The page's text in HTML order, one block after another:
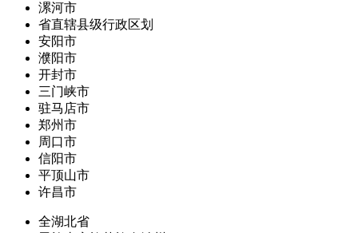
漯河市
省直辖县级行政区划
安阳市
濮阳市
开封市
三门峡市
驻马店市
郑州市
周口市
信阳市
平顶山市
许昌市
全湖北省